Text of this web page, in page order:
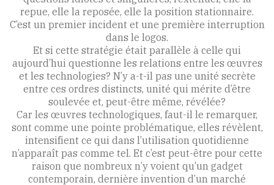
repue, elle la reposée, elle la position stationnaire.
C’est un premier incident et une première interruption
dans le logos.
Et si cette stratégie était parallèle à celle qui
aujourd’hui questionne les relations entre les œuvres
et les technologies? N’y a-t-il pas une unité secrète
entre ces ordres distincts, unité qui mérite d’être
soulevée et, peut-être même, révélée?
Car les œuvres technologiques, faut-il le remarquer,
sont comme une pointe problématique, elles révèlent,
intensifient ce qui dans l’utilisation quotidienne
n’apparaît pas comme tel. Et c’est peut-être pour cette
raison que nombreux n’y voient qu’un gadget
contemporain, dernière invention d’un marché